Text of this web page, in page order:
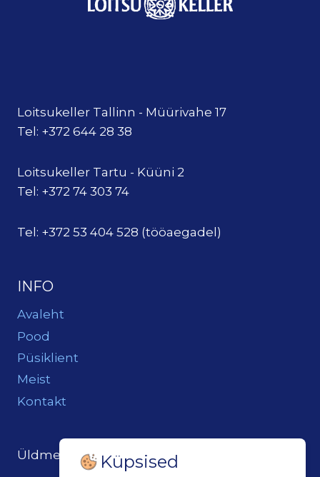
Loitsukeller Tallinn - Müürivahe 17
Tel: +372 644 28 38
Loitsukeller Tartu - Küüni 2
Tel: +372 74 303 74
Tel: +372 53 404 528 (tööaegadel)
INFO
Avaleht
Pood
Püsiklient
Meist
Kontakt
Üldmeil: loits@loitsukeller.ee
Küpsised